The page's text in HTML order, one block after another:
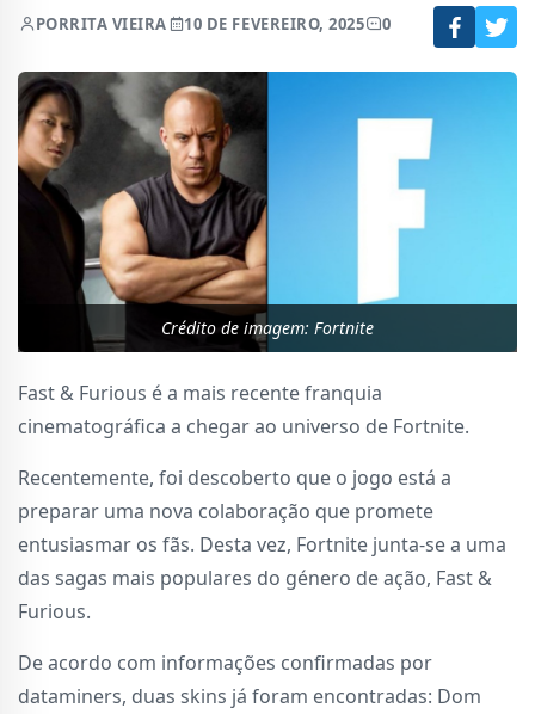
PORRITA VIEIRA 10 DE FEVEREIRO, 2025 0
Crédito de imagem: Fortnite
Fast & Furious é a mais recente franquia
cinematográfica a chegar ao universo de Fortnite.
Recentemente, foi descoberto que o jogo está a
preparar uma nova colaboração que promete
entusiasmar os fãs. Desta vez, Fortnite junta-se a uma
das sagas mais populares do género de ação, Fast &
Furious.
De acordo com informações confirmadas por
dataminers, duas skins já foram encontradas: Dom